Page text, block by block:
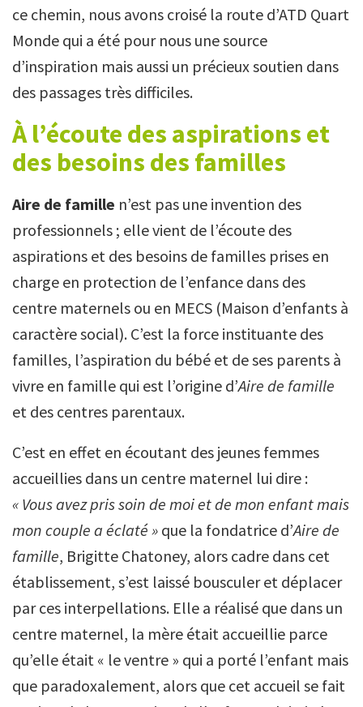
ce chemin, nous avons croisé la route d’ATD Quart
Monde qui a été pour nous une source
d’inspiration mais aussi un précieux soutien dans
des passages très difficiles.
À l’écoute des aspirations et
des besoins des familles
Aire de famille n’est pas une invention des
professionnels ; elle vient de l’écoute des
aspirations et des besoins de familles prises en
charge en protection de l’enfance dans des
centre maternels ou en MECS (Maison d’enfants à
caractère social). C’est la force instituante des
familles, l’aspiration du bébé et de ses parents à
vivre en famille qui est l’origine d’Aire de famille
et des centres parentaux.
C’est en effet en écoutant des jeunes femmes
accueillies dans un centre maternel lui dire :
« Vous avez pris soin de moi et de mon enfant mais
mon couple a éclaté » que la fondatrice d’Aire de
famille, Brigitte Chatoney, alors cadre dans cet
établissement, s’est laissé bousculer et déplacer
par ces interpellations. Elle a réalisé que dans un
centre maternel, la mère était accueillie parce
qu’elle était « le ventre » qui a porté l’enfant mais
que paradoxalement, alors que cet accueil se fait